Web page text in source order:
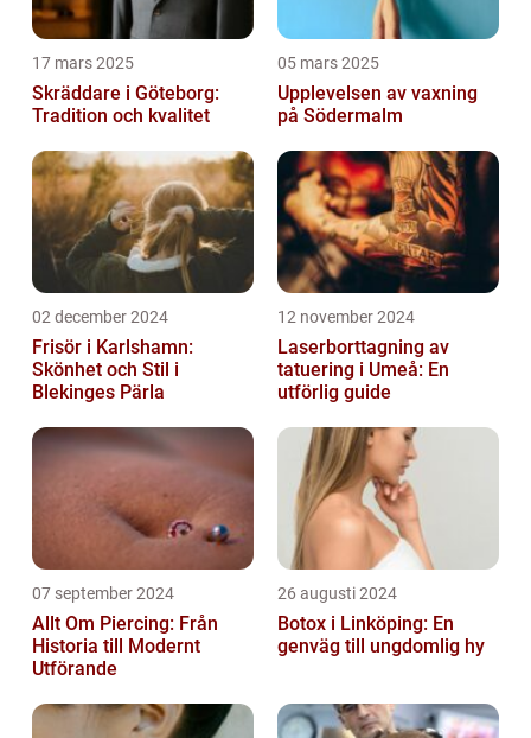
17 mars 2025
Skräddare i Göteborg:
Tradition och kvalitet
05 mars 2025
Upplevelsen av vaxning
på Södermalm
02 december 2024
Frisör i Karlshamn:
Skönhet och Stil i
Blekinges Pärla
12 november 2024
Laserborttagning av
tatuering i Umeå: En
utförlig guide
07 september 2024
Allt Om Piercing: Från
Historia till Modernt
Utförande
26 augusti 2024
Botox i Linköping: En
genväg till ungdomlig hy